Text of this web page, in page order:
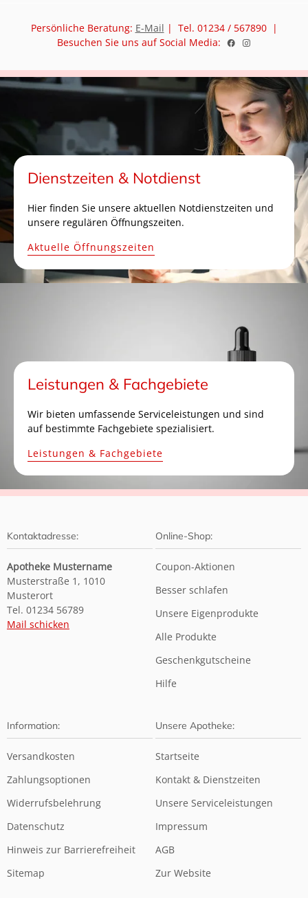
Persönliche Beratung: E-Mail | Tel. 01234 / 567890 |
Besuchen Sie uns auf Social Media:
Dienstzeiten & Notdienst
Hier finden Sie unsere aktuellen Notdienstzeiten und
unsere regulären Öffnungszeiten.
Aktuelle Öffnungszeiten
Leistungen & Fachgebiete
Wir bieten umfassende Serviceleistungen und sind
auf bestimmte Fachgebiete spezialisiert.
Leistungen & Fachgebiete
Kontaktadresse:
Apotheke Mustername
Musterstraße 1, 1010
Musterort
Tel. 01234 56789
Mail schicken
Online-Shop:
Coupon-Aktionen
Besser schlafen
Unsere Eigenprodukte
Alle Produkte
Geschenkgutscheine
Hilfe
Information:
Versandkosten
Zahlungsoptionen
Widerrufsbelehrung
Datenschutz
Hinweis zur Barrierefreiheit
Sitemap
Unsere Apotheke:
Startseite
Kontakt & Dienstzeiten
Unsere Serviceleistungen
Impressum
AGB
Zur Website